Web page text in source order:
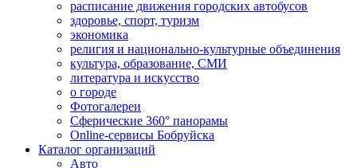
расписание движения городских автобусов
здоровье, спорт, туризм
экономика
религия и национально-культурные объединения
культура, образование, СМИ
литература и искусство
о городе
Фотогалереи
Сферические 360° панорамы
Online-сервисы Бобруйска
Каталог организаций
Авто